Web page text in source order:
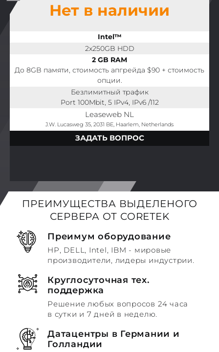
Нет в наличии
Intel™
2x250GB HDD
2 GB RAM
До 8GB памяти, стоимость апгрейда $90 + стоимость
опции.
Безлимитный трафик
Port 100Mbit, 5 IPv4, IPv6 /112
Leaseweb NL
J.W. Lucasweg 35, 2031 BE, Haarlem, Netherlands
ЗАДАТЬ ВОПРОС
ПРЕИМУЩЕСТВА ВЫДЕЛЕНОГО
СЕРВЕРА ОТ CORETEK
Преимум оборудование
HP, DELL, Intel, IBM - мировые
производители, лидеры индустрии.
Круглосуточная тех.
поддержка
Решение любых вопросов 24 часа
в сутки и 7 дней в неделю.
Датацентры в Германии и
Голландии